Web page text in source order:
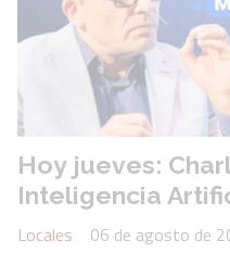
Hoy jueves:
Inteligencia
Locales
06 de agosto de